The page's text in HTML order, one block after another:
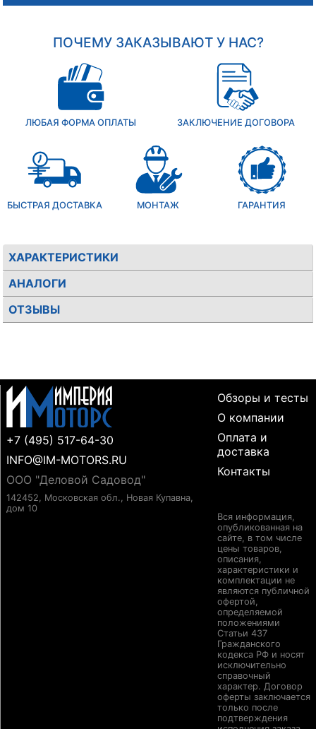
ПОЧЕМУ ЗАКАЗЫВАЮТ У НАС?
ЛЮБАЯ ФОРМА ОПЛАТЫ ЗАКЛЮЧЕНИЕ ДОГОВОРА
БЫСТРАЯ ДОСТАВКА МОНТАЖ ГАРАНТИЯ
ХАРАКТЕРИСТИКИ
АНАЛОГИ
ОТЗЫВЫ
+7 (495) 517-64-30
INFO@IM-MOTORS.RU
ООО "Деловой Садовод"
142452, Московская обл., Новая Купавна,
дом 10
Обзоры и тесты
О компании
Оплата и
доставка
Контакты
Вся информация,
опубликованная на
сайте, в том числе
цены товаров,
описания,
характеристики и
комплектации не
являются публичной
офертой,
определяемой
положениями
Статьи 437
Гражданского
кодекса РФ и носят
исключительно
справочный
характер. Договор
оферты заключается
только после
подтверждения